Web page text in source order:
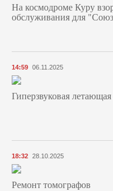
На космодроме Куру
обслуживания для
14:59 06.11.2025
Гиперзвуковая
18:32 28.10.2025
Ремонт томографов